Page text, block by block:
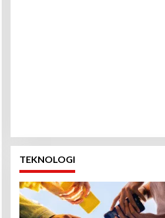
TEKNOLOGI